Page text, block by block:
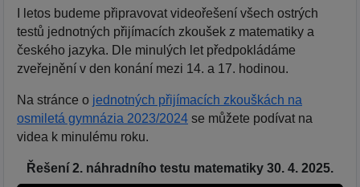
I letos budeme připravovat videořešení všech ostrých
testů jednotných přijímacích zkoušek z matematiky a
českého jazyka. Dle minulých let předpokládáme
zveřejnění v den konání mezi 14. a 17. hodinou.
Na stránce o jednotných přijímacích zkouškách na
osmiletá gymnázia 2023/2024 se můžete podívat na
videa k minulému roku.
Řešení 2. náhradního testu matematiky 30. 4. 2025.